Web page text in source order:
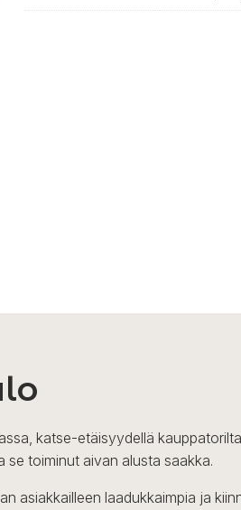
katse-etäisyydellä
se toiminut aivan alusta saakka.
asiakkailleen laadukkaimpia ja